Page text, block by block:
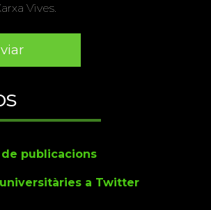
Vives.
publicacions
a Twitter